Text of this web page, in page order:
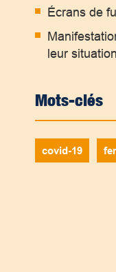
Écrans de
leur situation
Mots-clés
covid-19